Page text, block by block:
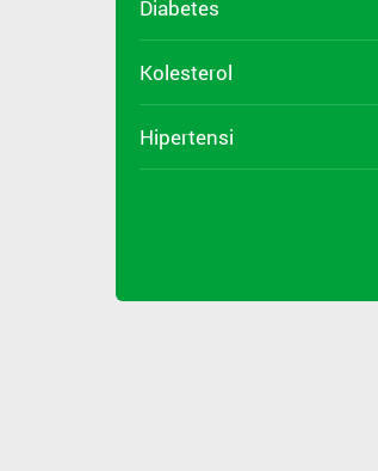
Diabetes
Kolesterol
Hipertensi